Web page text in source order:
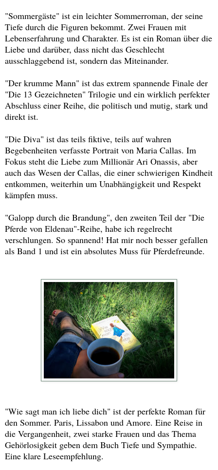
"Sommergäste" ist ein leichter Sommerroman, der seine
Tiefe durch die Figuren bekommt. Zwei Frauen mit
Lebenserfahrung und Charakter. Es ist ein Roman über die
Liebe und darüber, dass nicht das Geschlecht
ausschlaggebend ist, sondern das Miteinander.
"Der krumme Mann" ist das extrem spannende Finale der
"Die 13 Gezeichneten" Trilogie und ein wirklich perfekter
Abschluss einer Reihe, die politisch und mutig, stark und
direkt ist.
"Die Diva" ist das teils fiktive, teils auf wahren
Begebenheiten verfasste Portrait von Maria Callas. Im
Fokus steht die Liebe zum Millionär Ari Onassis, aber
auch das Wesen der Callas, die einer schwierigen Kindheit
entkommen, weiterhin um Unabhängigkeit und Respekt
kämpfen muss.
"Galopp durch die Brandung", den zweiten Teil der "Die
Pferde von Eldenau"-Reihe, habe ich regelrecht
verschlungen. So spannend! Hat mir noch besser gefallen
als Band 1 und ist ein absolutes Muss für Pferdefreunde.
"Wie sagt man ich liebe dich" ist der perfekte Roman für
den Sommer. Paris, Lissabon und Amore. Eine Reise in
die Vergangenheit, zwei starke Frauen und das Thema
Gehörlosigkeit geben dem Buch Tiefe und Sympathie.
Eine klare Leseempfehlung.